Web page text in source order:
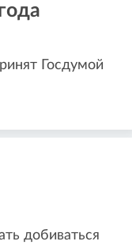
Госдумой
добиваться